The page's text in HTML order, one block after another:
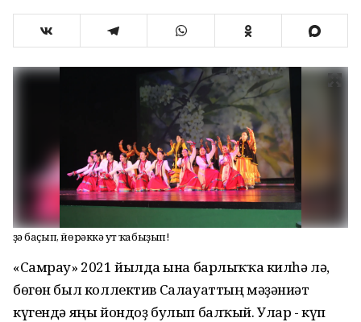
Өҙә баҫып, йөрәккә ут ҡабыҙып!
«Самрау» 2021 йылда ғына барлыҡҡа килһә лә,
бөгөн был коллектив Салауаттың мәҙәниәт
күгендә яңы йондоҙ булып балҡый. Улар - күп